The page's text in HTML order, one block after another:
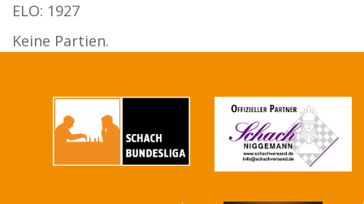
ELO: 1927
Keine Partien.